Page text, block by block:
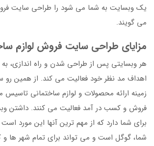
یک وبسایت به شما می شود را طراحی سایت
می گویند.
مزایای طراحی سایت فروش لوازم
هر وبسایتی پس از طراحی شدن و راه اندازی،
اهداف مد نظر خود فعالیت می کند. از همین رو
زمینه ارائه محصولات و لوازم ساختمانی
فروش و کسب در آمد فعالیت می کنند. داشتن
برای شما دارد که از مهم ترین آنها این مورد
شما، گوگل است و می تواند برای تمام شهر ها و